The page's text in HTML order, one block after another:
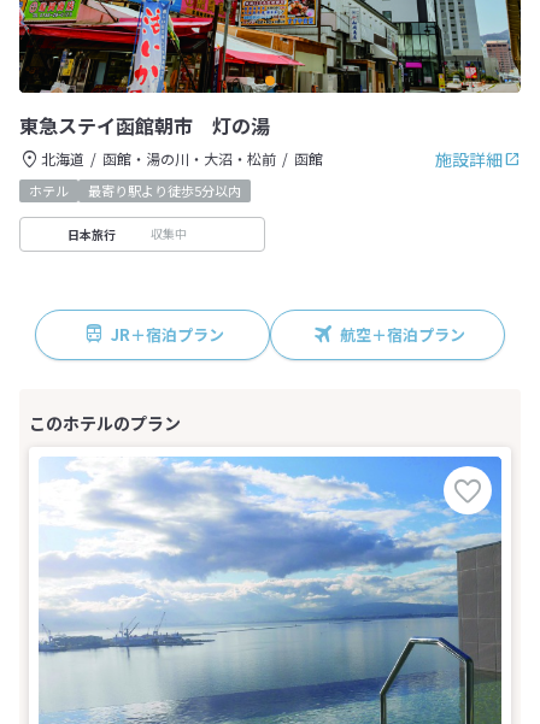
東急ステイ函館朝市 灯の湯
施設詳細
北海道 函館・湯の川・大沼・松前 函館
ホテル 最寄り駅より徒歩5分以内
日本旅行 収集中
JR＋宿泊プラン 航空＋宿泊プラン